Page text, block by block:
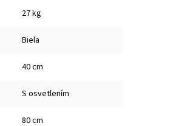
27 kg
Biela
40 cm
S osvetlením
80 cm